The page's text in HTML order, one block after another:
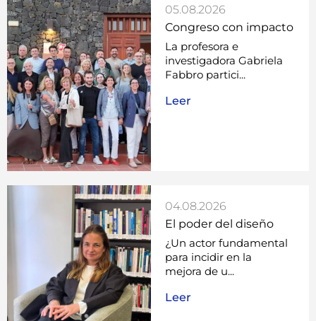
05.08.2026
Congreso con impacto
La profesora e
investigadora Gabriela
Fabbro partici...
Leer
04.08.2026
El poder del diseño
¿Un actor fundamental
para incidir en la
mejora de u...
Leer